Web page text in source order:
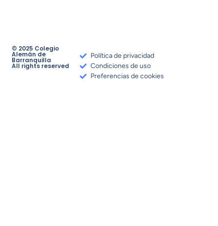
© 2025 Colegio
Alemán de
Barranquilla
All rights reserved
Política de privacidad
Condiciones de uso
Preferencias de cookies